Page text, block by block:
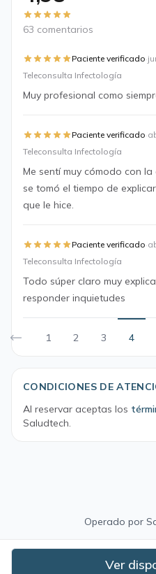
63 comentarios
Paciente verificado·
Teleconsulta Infectología
Muy profesional como
Paciente verificado·
Teleconsulta Infectología
Me sentí muy cómodo con
se tomó el tiempo de
que le hice.
Paciente verificado·
Teleconsulta Infectología
Todo súper claro muy
responder inquietudes
1 2 3 4
CONDICIONES DE
Al reservar aceptas los
Saludtech.
Ver
Operado por